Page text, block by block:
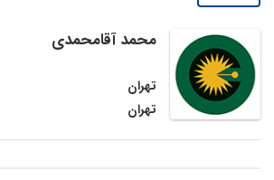
محمد آقامحمدی
تهران
تهران